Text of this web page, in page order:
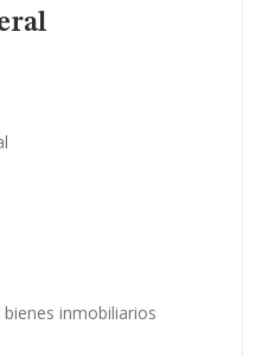
inmobiliarios
complementaria.